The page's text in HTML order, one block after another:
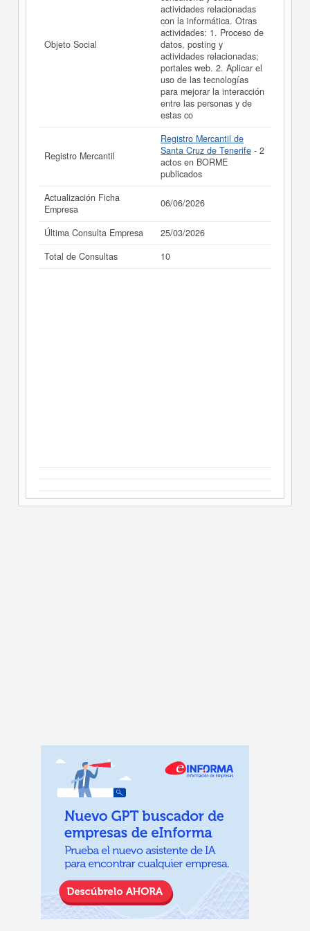
La última actualización del informe de empresa se ha
realizado el 06/06/2026.
Objeto Social
actividades relacionadas
con la informática. Otras
actividades: 1. Proceso de
datos, posting y
actividades relacionadas;
portales web. 2. Aplicar el
uso de las tecnologías
para mejorar la interacción
entre las personas y de
estas co
Registro Mercantil
Registro Mercantil de
Santa Cruz de Tenerife - 2
actos en BORME
publicados
Actualización Ficha
Empresa
06/06/2026
Última Consulta Empresa
25/03/2026
Total de Consultas
10